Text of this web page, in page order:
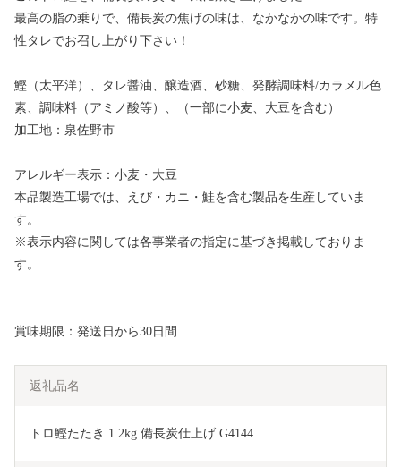
最高の脂の乗りで、備長炭の焦げの味は、なかなかの味です。特
性タレでお召し上がり下さい！
鰹（太平洋）、タレ醤油、醸造酒、砂糖、発酵調味料/カラメル色
素、調味料（アミノ酸等）、（一部に小麦、大豆を含む）
加工地：泉佐野市
アレルギー表示：小麦・大豆
本品製造工場では、えび・カニ・鮭を含む製品を生産していま
す。
※表示内容に関しては各事業者の指定に基づき掲載しておりま
す。
賞味期限：発送日から30日間
返礼品名
トロ鰹たたき 1.2kg 備長炭仕上げ G4144